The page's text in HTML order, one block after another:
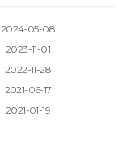
2024-05-08
2023-11-01
2022-11-28
2021-06-17
2021-01-19